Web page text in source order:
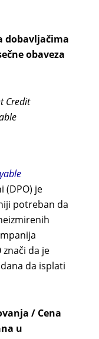
dobavljačima
obaveza
Credit
(DPO) je
potreban da
znači da je
da isplati
/ Cena
u